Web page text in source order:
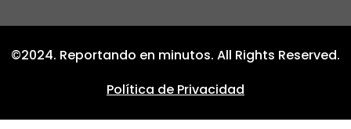
©2024. Reportando en minutos. All Rights Reserved.
Política de Privacidad